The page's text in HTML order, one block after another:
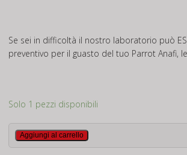
Se sei in difficoltà il nostro laboratorio può
preventivo per il guasto del tuo Parrot Anafi,
Solo 1 pezzi disponibili
Gimbal
Parrot
Aggiungi al carrello